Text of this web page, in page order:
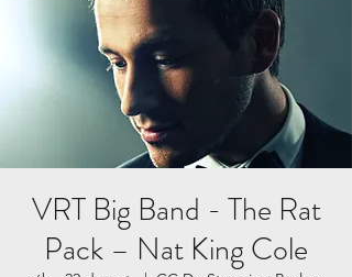
VRT Big Band - The Rat
Pack – Nat King Cole